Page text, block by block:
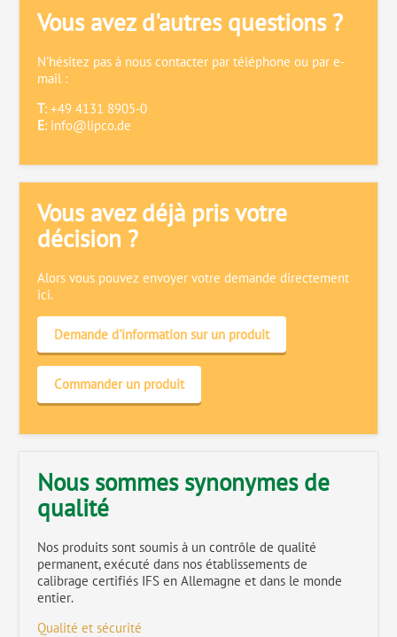
Vous avez d'autres questions ?
N'hésitez pas à nous contacter par téléphone ou par e-
mail :
T: +49 4131 8905-0
E: info@lipco.de
Vous avez déjà pris votre
décision ?
Alors vous pouvez envoyer votre demande directement
ici.
Demande d'information sur un produit
Commander un produit
Nous sommes synonymes de
qualité
Nos produits sont soumis à un contrôle de qualité
permanent, exécuté dans nos établissements de
calibrage certifiés IFS en Allemagne et dans le monde
entier.
Qualité et sécurité